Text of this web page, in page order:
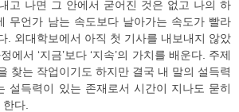
고 나면 그 안에서 굳어진 것은 없고 나의 하
무언가 남는 속도보다 날아가는 속도가 빨라
. 외대학보에서 아직 첫 기사를 내보내지 않았
에서 ‘지금’보다 ‘지속’의 가치를 배운다. 주제
찾는 작업이기도 하지만 결국 내 말의 설득력
설득력이 있는 존재로서 시간이 지나도 묻히
다.